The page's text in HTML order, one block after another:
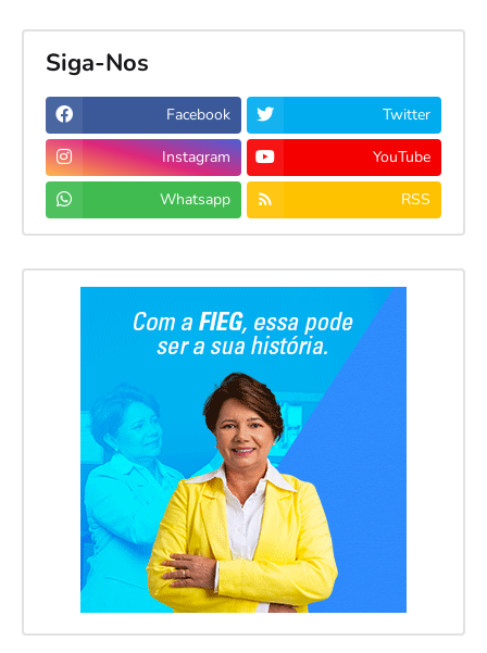
Siga-Nos
Facebook Twitter
Instagram YouTube
Whatsapp RSS